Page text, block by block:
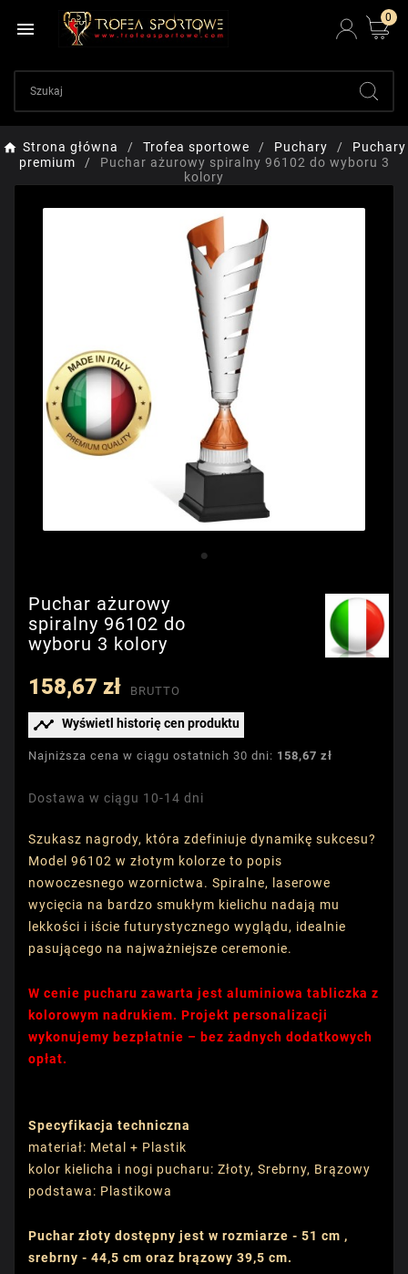

0
Strona główna Trofea sportowe Puchary
Puchary
premium
Puchar ażurowy spiralny 96102 do wyboru 3
kolory
Puchar ażurowy
spiralny 96102 do
wyboru 3 kolory
158,67 zł BRUTTO
 Wyświetl historię cen produktu
Najniższa cena w ciągu ostatnich 30 dni: 158,67 zł
Dostawa w ciągu 10-14 dni
Szukasz nagrody, która zdefiniuje dynamikę sukcesu?
Model 96102 w złotym kolorze to popis
nowoczesnego wzornictwa. Spiralne, laserowe
wycięcia na bardzo smukłym kielichu nadają mu
lekkości i iście futurystycznego wyglądu, idealnie
pasującego na najważniejsze ceremonie.
W cenie pucharu zawarta jest aluminiowa tabliczka z
kolorowym nadrukiem. Projekt personalizacji
wykonujemy bezpłatnie – bez żadnych dodatkowych
opłat.
Specyfikacja techniczna
materiał: Metal + Plastik
kolor kielicha i nogi pucharu: Złoty, Srebrny, Brązowy
podstawa: Plastikowa
Puchar złoty dostępny jest w rozmiarze - 51 cm ,
srebrny - 44,5 cm oraz brązowy 39,5 cm.